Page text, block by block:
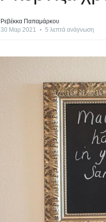
Ρεβέκκα Παπαμάρκου
30 Μαρ 2021 • 5 λεπτά ανάγνωση